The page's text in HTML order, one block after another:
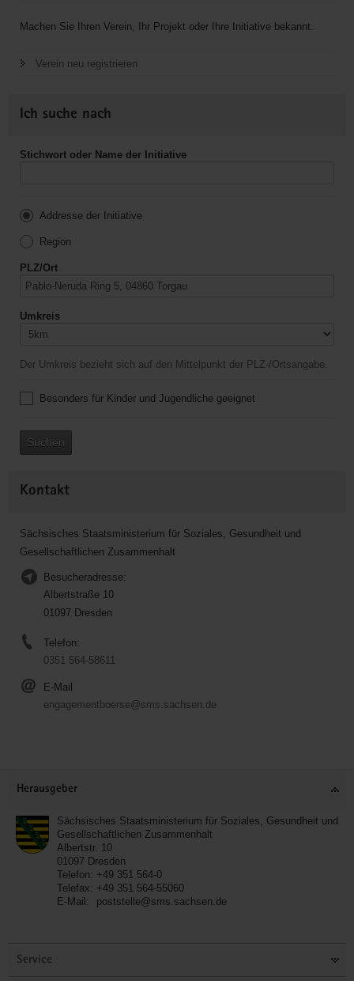
Machen Sie Ihren Verein, Ihr Projekt oder Ihre Initiative bekannt.
Verein neu registrieren
Ich suche nach
Stichwort oder Name der Initiative
Addresse der Initiative
Region
PLZ/Ort
Umkreis
Der Umkreis bezieht sich auf den Mittelpunkt der PLZ-/Ortsangabe.
Besonders für Kinder und Jugendliche geeignet
Suchen
Kontakt
Sächsisches Staatsministerium für Soziales, Gesundheit und
Gesellschaftlichen Zusammenhalt
Besucheradresse:
Albertstraße 10
01097 Dresden
Telefon:
0351 564-58611
E-Mail
engagementboerse@sms.sachsen.de
Herausgeber
Sächsisches Staatsministerium für Soziales, Gesundheit und
Gesellschaftlichen Zusammenhalt
Albertstr. 10
01097 Dresden
Telefon: +49 351 564-0
Telefax: +49 351 564-55060
E-Mail:
poststelle@sms.sachsen.de
Service